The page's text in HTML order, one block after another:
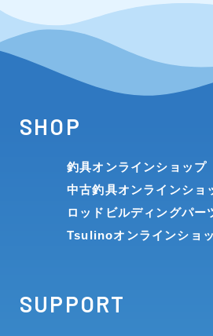
SHOP
釣具オンラインショップ
中古釣具オンラインショ
ロッドビルディングパー
Tsulinoオンラインショ
SUPPORT